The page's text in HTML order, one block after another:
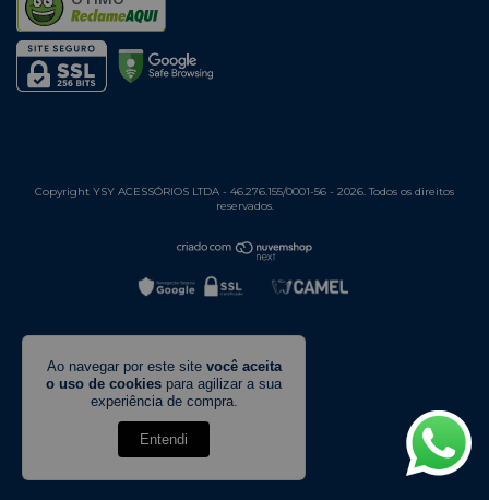
Ao navegar por este site você aceita
o uso de cookies para agilizar a sua
experiência de compra.
Entendi
Copyright YSY ACESSÓRIOS LTDA - 46.276.155/0001-56 - 2026. Todos os direitos
reservados.